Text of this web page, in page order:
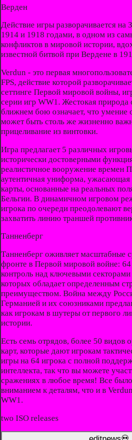
Верден
Действие игры разворачивается
1914 и 1918 годами, в одном из
конфликтов в мировой истории,
известной битвой при Вердене в
Verdun - это первая
FPS, действие которой
сеттинге Первой мировой войны,
серии игр WW1. Жестокая природа
ближнем бою означает, что умение
может быть столь же жизненно
прицеливание из винтовки.
Игра предлагает 5 различных
исторически достоверными
реалистичное вооружение времен
аутентичная униформа, ужасающая
карты, основанные на реальных
Бельгии. В динамичном игровом
игрока по очереди преодолевают
захватить линию траншей
Танненберг
Танненберг оживляет масштабные
фронте в Первой мировой войне:
контроль над ключевыми
которых обладает определенным
преимуществом. Война между
Германией и их союзниками
как игрокам в шутеры от первого
истории.
Есть семь отрядов, более 50
карт, которые дают игрокам
игры на 64 игрока с полной
интеллекта, так что вы можете
сражениях в любое время! Все
вниманием к деталям, что и в
WW1.
two ISO releases